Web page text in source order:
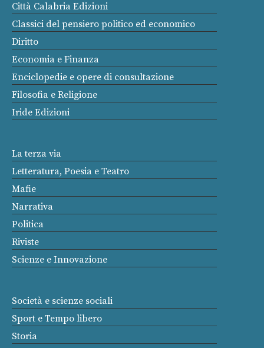
Città Calabria Edizioni
Classici del pensiero politico ed economico
Diritto
Economia e Finanza
Enciclopedie e opere di consultazione
Filosofia e Religione
Iride Edizioni
La terza via
Letteratura, Poesia e Teatro
Mafie
Narrativa
Politica
Riviste
Scienze e Innovazione
Società e scienze sociali
Sport e Tempo libero
Storia